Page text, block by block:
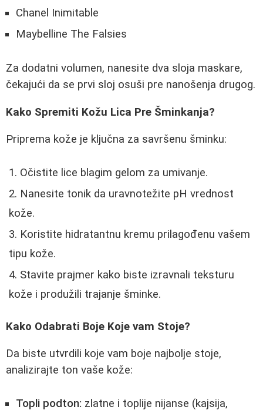
Chanel Inimitable
Maybelline The Falsies
Za dodatni volumen, nanesite dva sloja maskare,
čekajući da se prvi sloj osuši pre nanošenja drugog.
Kako Spremiti Kožu Lica Pre Šminkanja?
Priprema kože je ključna za savršenu šminku:
Očistite lice blagim gelom za umivanje.
Nanesite tonik da uravnotežite pH vrednost
kože.
Koristite hidratantnu kremu prilagođenu vašem
tipu kože.
Stavite prajmer kako biste izravnali teksturu
kože i produžili trajanje šminke.
Kako Odabrati Boje Koje vam Stoje?
Da biste utvrdili koje vam boje najbolje stoje,
analizirajte ton vaše kože:
Topli podton: zlatne i toplije nijanse (kajsija,